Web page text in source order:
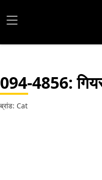
094-4856:
ब्रांड: Cat